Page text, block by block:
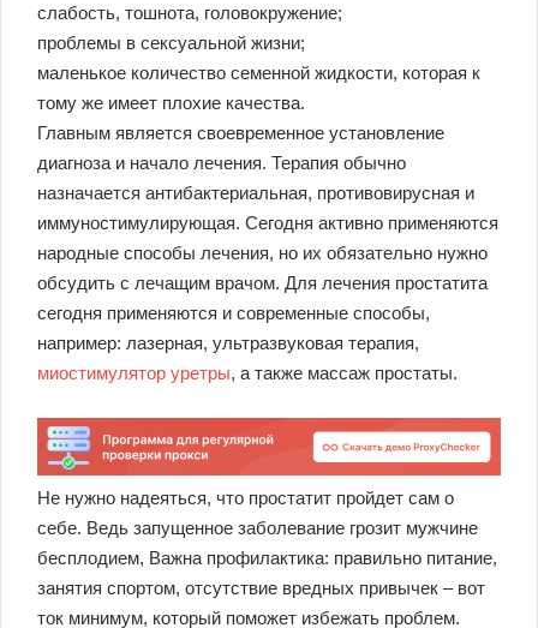
слабость, тошнота, головокружение;
проблемы в сексуальной жизни;
маленькое количество семенной жидкости, которая к
тому же имеет плохие качества.
Главным является своевременное установление
диагноза и начало лечения. Терапия обычно
назначается антибактериальная, противовирусная и
иммуностимулирующая. Сегодня активно применяются
народные способы лечения, но их обязательно нужно
обсудить с лечащим врачом. Для лечения простатита
сегодня применяются и современные способы,
например: лазерная, ультразвуковая терапия,
миостимулятор уретры, а также массаж простаты.
Не нужно надеяться, что простатит пройдет сам о
себе. Ведь запущенное заболевание грозит мужчине
бесплодием, Важна профилактика: правильно питание,
занятия спортом, отсутствие вредных привычек – вот
ток минимум, который поможет избежать проблем.